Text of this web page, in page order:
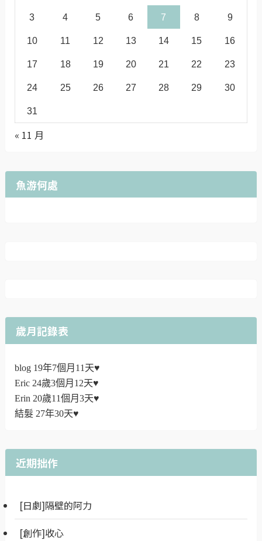
3 4 5 6 7 8 9
10 11 12 13 14 15 16
17 18 19 20 21 22 23
24 25 26 27 28 29 30
31
« 11 月
魚游何處
歲月記錄表
blog 19年7個月11天♥
Eric 24歲3個月12天♥
Erin 20歲11個月3天♥
結髮 27年30天♥
近期拙作
[日劇]隔壁的阿力
[創作]收心